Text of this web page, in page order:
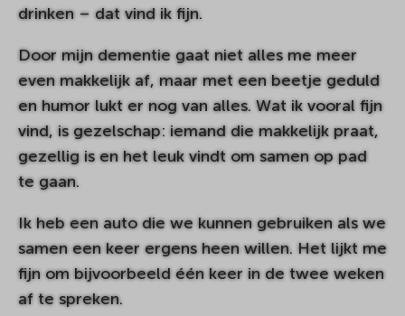
drinken – dat vind ik fijn.
Door mijn dementie gaat niet alles me meer
even makkelijk af, maar met een beetje geduld
en humor lukt er nog van alles. Wat ik vooral fijn
vind, is gezelschap: iemand die makkelijk praat,
gezellig is en het leuk vindt om samen op pad
te gaan.
Ik heb een auto die we kunnen gebruiken als we
samen een keer ergens heen willen. Het lijkt me
fijn om bijvoorbeeld één keer in de twee weken
af te spreken.